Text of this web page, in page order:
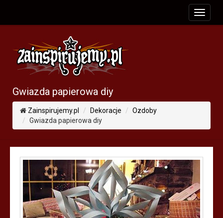
toggle
Gwiazda papierowa diy
Zainspirujemy.pl Dekoracje
Ozdoby
Gwiazda papierowa diy